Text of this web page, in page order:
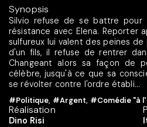
Synopsis
Silvio refuse de se battre
résistance avec Elena. Reporter
sulfureux lui valent des peines de
d'un fils, il refuse de rentrer
Changeant alors sa façon de
célèbre, jusqu'à ce que sa
se révolter contre l'ordre établi...
#Politique, #Argent, #Comédie "à
Réalisation
Dino Risi